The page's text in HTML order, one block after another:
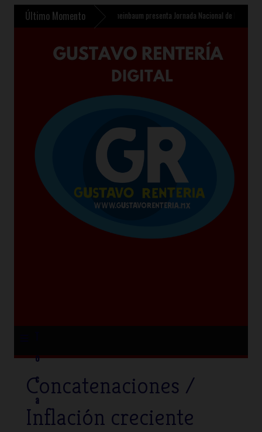
Último Momento
Infantil en Chalco »Sheinbaum presenta Jornada Nacional de Reforestación
o
c
a
Concatenaciones /
Inflación creciente